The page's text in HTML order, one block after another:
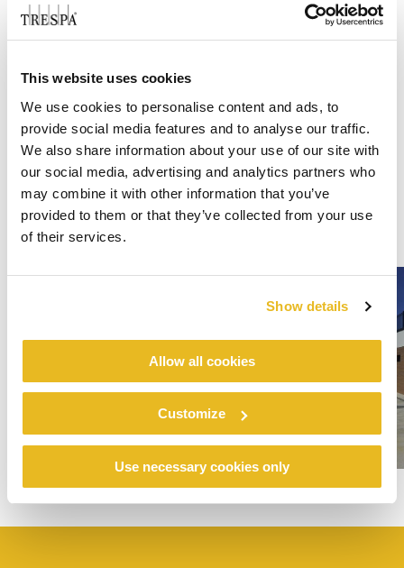
This website uses cookies
We use cookies to personalise content and ads, to
provide social media features and to analyse our traffic.
We also share information about your use of our site with
our social media, advertising and analytics partners who
may combine it with other information that you’ve
provided to them or that they’ve collected from your use
of their services.
Show details
Allow all cookies
Customize
Use necessary cookies only